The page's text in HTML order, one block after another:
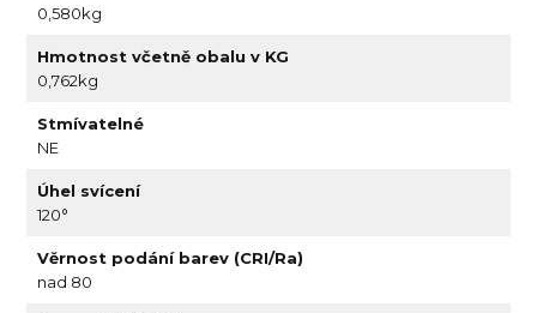
0,580kg
Hmotnost včetně obalu v KG
0,762kg
Stmívatelné
NE
Úhel svícení
120°
Věrnost podání barev (CRI/Ra)
nad 80